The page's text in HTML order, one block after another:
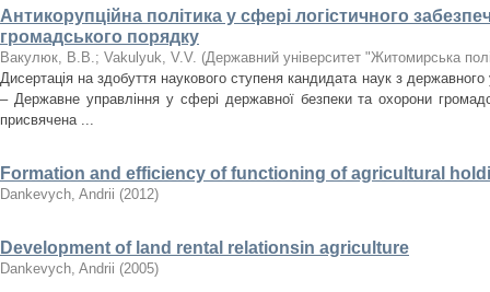
Антикорупційна політика у сфері логістичного
громадського порядку
Вакулюк, В.В.; Vakulyuk, V.V. (Державний університет "Житомирська
Дисертація на здобуття наукового ступеня кандидата наук з
– Державне управління у сфері державної безпеки та охорони
присвячена ...
Formation and efficiency of functioning of agricultural
Dankevych, Andrii (2012)
Development of land rental relationsin agriculture
Dankevych, Andrii (2005)